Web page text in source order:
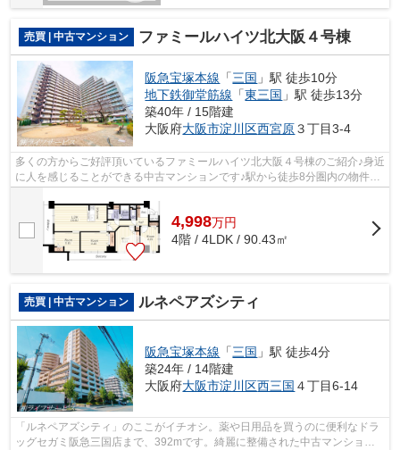
売買 | 中古マンション ファミールハイツ北大阪４号棟
阪急宝塚本線 「三国 」駅 徒歩10分
地下鉄御堂筋線 「東三国 」駅 徒歩13分
築40年 / 15階建
大阪府大阪市淀川区西宮原３丁目3-4
多くの方からご好評頂いているファミールハイツ北大阪４号棟のご紹介♪身近
に人を感じることができる中古マンションです♪駅から徒歩8分圏内の物件で
4,998万円
4階 / 4LDK / 90.43㎡
売買 | 中古マンション ルネペアズシティ
阪急宝塚本線 「三国 」駅 徒歩4分
築24年 / 14階建
大阪府大阪市淀川区西三国 ４丁目6-14
「ルネペアズシティ」のここがイチオシ。薬や日用品を買うのに便利なドラ
ッグセガミ阪急三国店まで、392mです。綺麗に整備された中古マンション